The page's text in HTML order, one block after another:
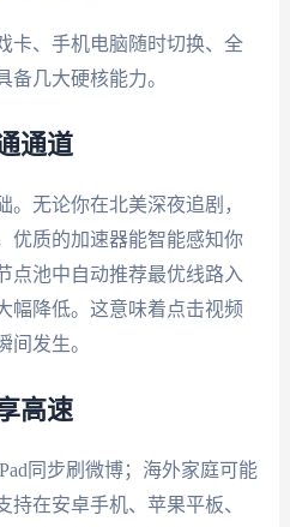
卡、手机电脑随时切换、全
备几大硬核能力。
通道
无论你在北美深夜追剧，
优质的加速器能智能感知你
点池中自动推荐最优线路入
幅降低。这意味着点击视频
间发生。
高速
同步刷微博；海外家庭可能
持在安卓手机、苹果平板、